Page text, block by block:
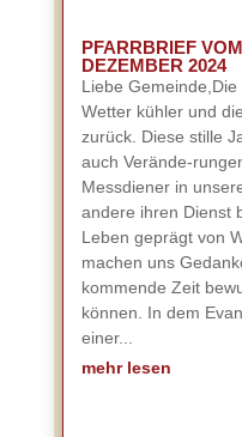
PFARRBRIEF
DEZEMBER 2024
Liebe
Wetter kühler und
zurück. Diese stille
auch Verände-
Messdiener in
andere ihren Dienst
Leben geprägt von
machen uns
kommende Zeit
können. In dem
einer...
mehr lesen